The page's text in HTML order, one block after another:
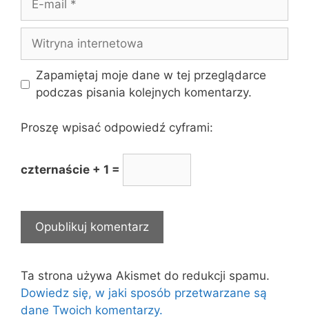
Witryna
internetowa
Zapamiętaj moje dane w tej przeglądarce
podczas pisania kolejnych komentarzy.
Proszę wpisać odpowiedź cyframi:
czternaście + 1 =
Ta strona używa Akismet do redukcji spamu.
Dowiedz się, w jaki sposób przetwarzane są
dane Twoich komentarzy.